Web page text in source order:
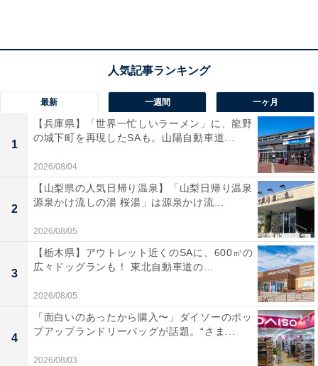
搭載。さらに、2台の機器へ同時接続できるマルチポイ
ントや、クリアな声を届ける通話品質の高さも魅力で
す！ コンパクトなケースはQiワイヤレス充電にも対応し
ています。
ユーザーからは「装着感が軽くて耳が疲れにくい」「通
話が驚くほどクリア」と絶賛の声が届いています。一方
で、「ノイキャンが上位モデルに比べると少し控えめ」
という意見も。音楽だけでなく仕事の通話でも高品質を
求める人や、機能性を重視したい人には、おすすめの商
品といえそうです。
最新 一週間 一ヶ月
1
【兵庫県】「世界一忙しいラーメン」に、龍野
の城下町を再現したSAも。山陽自動車道...
2026/08/04
2
【山梨県の人気日帰り温泉】「山梨日帰り温泉
源泉かけ流しの湯 桜湯」は源泉かけ流...
2026/08/05
3
【栃木県】アウトレット近くのSAに、600㎡の
広々ドッグランも！ 東北自動車道の...
2026/08/05
4
「面白いのあったから購入〜」ダイソーのポッ
プアップランドリーバッグが話題。“さま...
2026/08/03